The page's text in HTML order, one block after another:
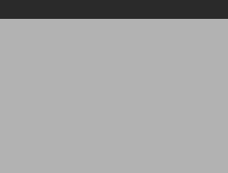
i iPhone X duhet t’i dijë